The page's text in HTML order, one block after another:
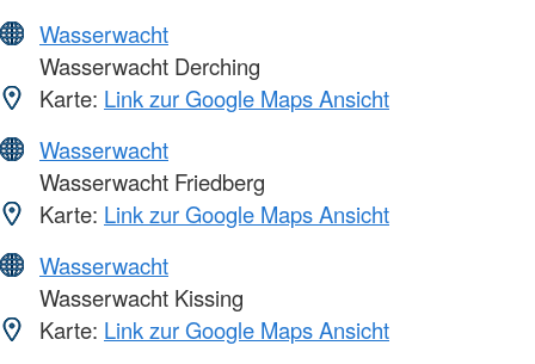
Wasserwacht
Wasserwacht Derching
Karte: Link zur Google Maps Ansicht
Wasserwacht
Wasserwacht Friedberg
Karte: Link zur Google Maps Ansicht
Wasserwacht
Wasserwacht Kissing
Karte: Link zur Google Maps Ansicht